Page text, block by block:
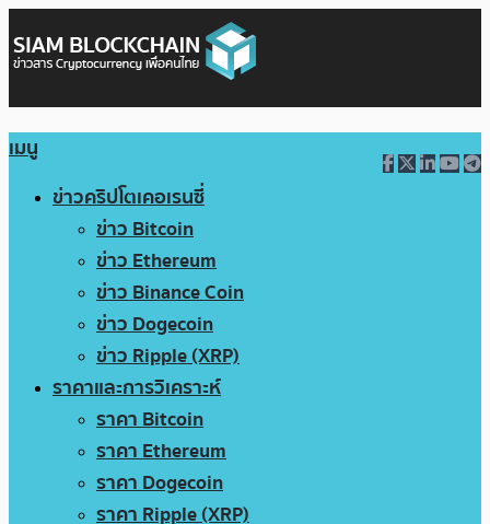
เมนู
ข่าวคริปโตเคอเรนซี่
ข่าว Bitcoin
ข่าว Ethereum
ข่าว Binance Coin
ข่าว Dogecoin
ข่าว Ripple (XRP)
ราคาและการวิเคราะห์
ราคา Bitcoin
ราคา Ethereum
ราคา Dogecoin
ราคา Ripple (XRP)